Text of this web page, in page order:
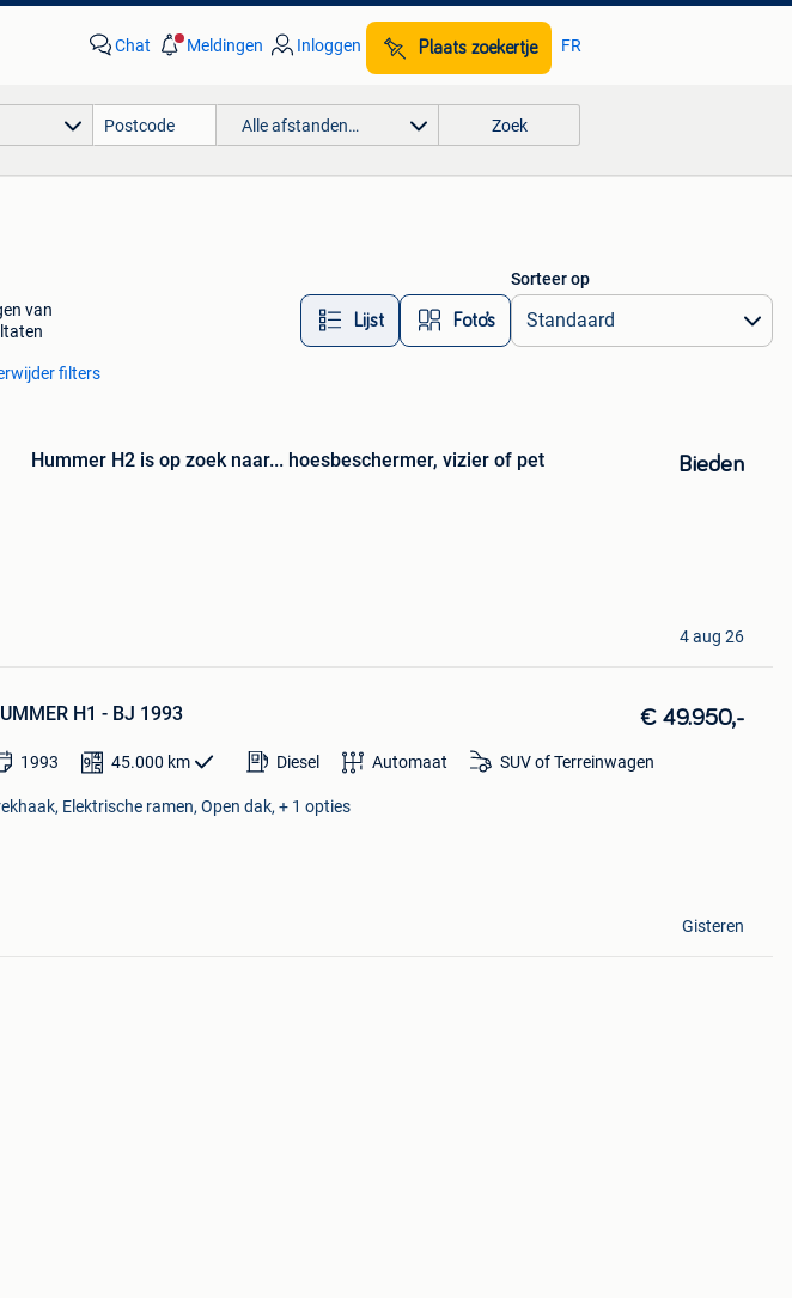
Chat Meldingen Inloggen Plaats zoekertje FR
Alle afstanden… Zoek
van
Lijst Foto’s
Sorteer op
filters
Hummer H2 is op zoek naar... hoesbeschermer, vizier of pet Bieden
4 aug 26
H1 - BJ 1993 € 49.950,-
1993 45.000 km Diesel Automaat SUV of Terreinwagen
Elektrische ramen, Open dak, + 1 opties
Gisteren